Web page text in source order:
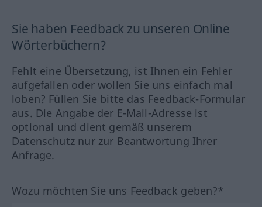
Sie haben Feedback zu unseren Online
Wörterbüchern?
Fehlt eine Übersetzung, ist Ihnen ein Fehler
aufgefallen oder wollen Sie uns einfach mal
loben? Füllen Sie bitte das Feedback-Formular
aus. Die Angabe der E-Mail-Adresse ist
optional und dient gemäß unserem
Datenschutz nur zur Beantwortung Ihrer
Anfrage.
Wozu möchten Sie uns Feedback geben?*